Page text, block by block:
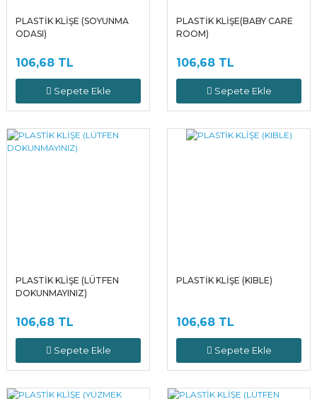
PLASTİK KLİŞE (SOYUNMA
ODASI)
106,68 TL
Sepete Ekle
PLASTİK KLİŞE(BABY CARE
ROOM)
106,68 TL
Sepete Ekle
PLASTİK KLİŞE (LÜTFEN
DOKUNMAYINIZ)
106,68 TL
Sepete Ekle
PLASTİK KLİŞE (KIBLE)
106,68 TL
Sepete Ekle